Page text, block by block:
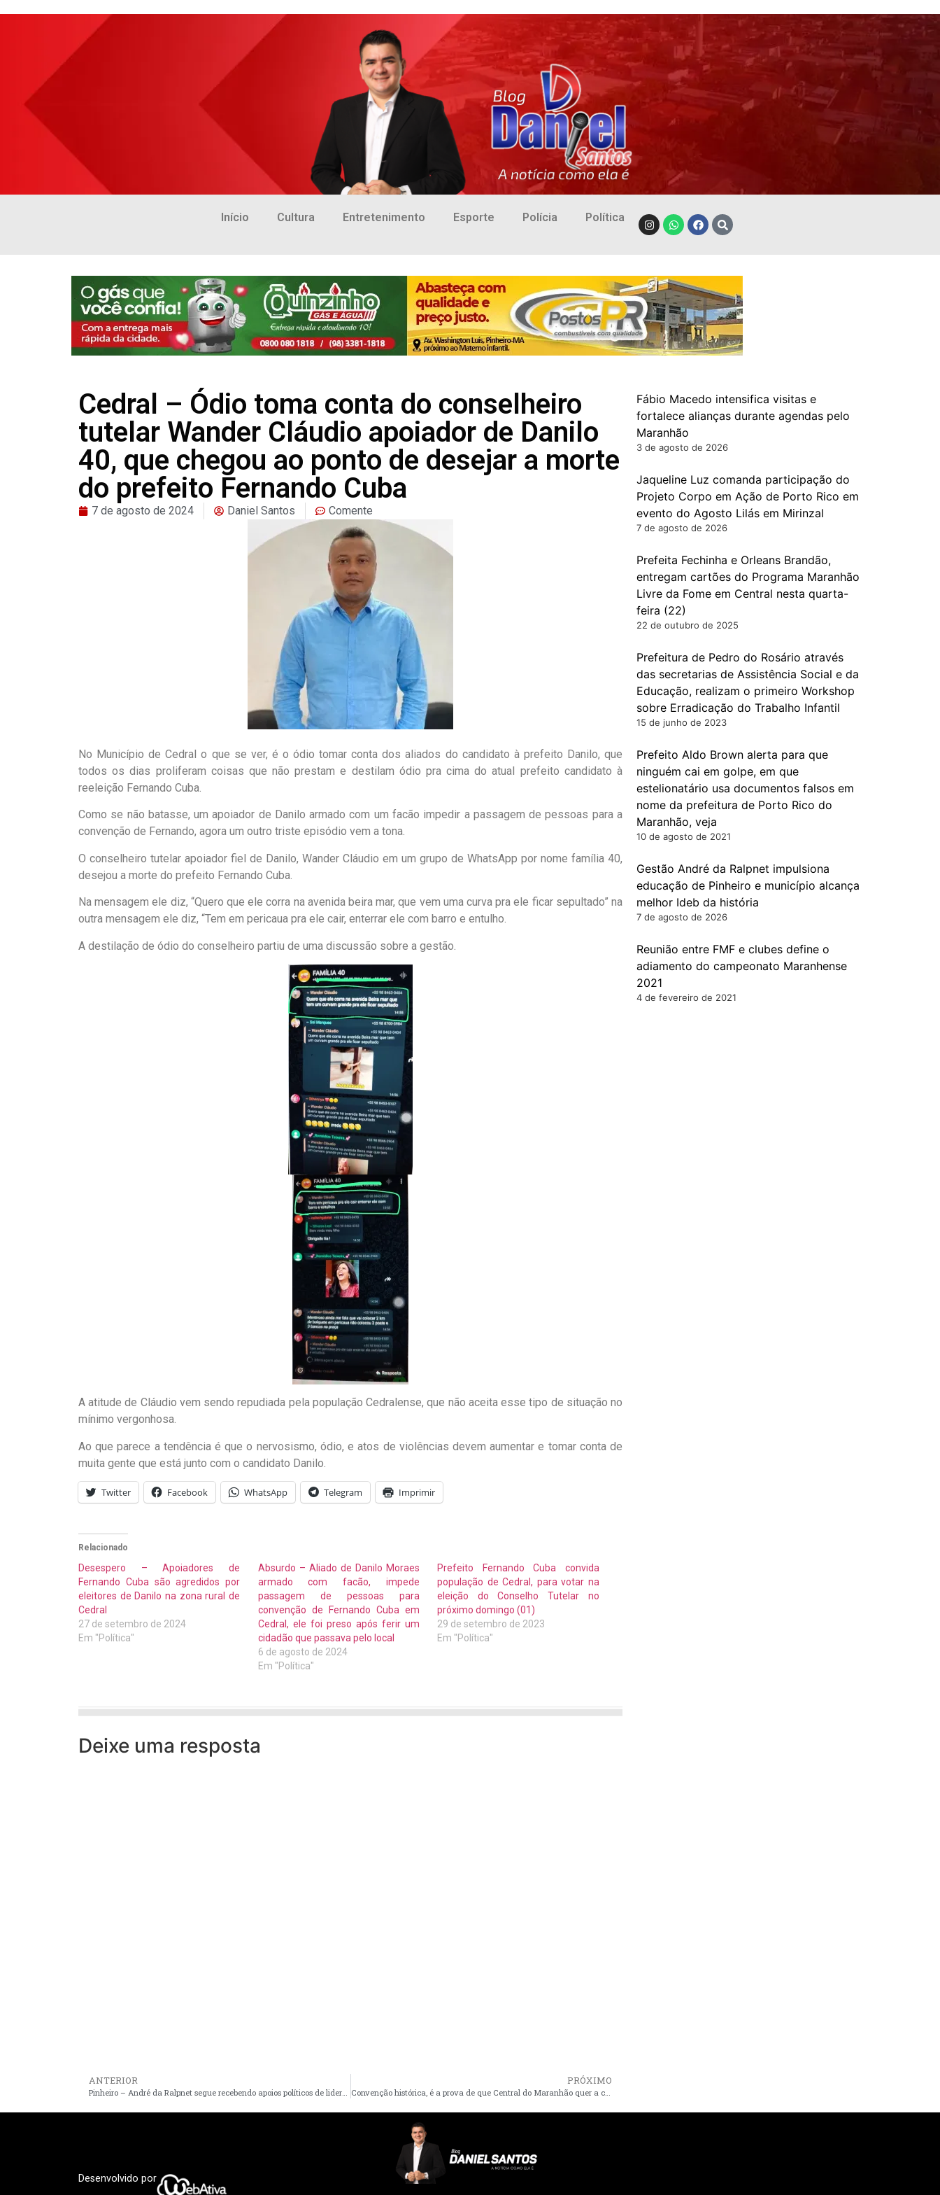
Início Cultura Entretenimento Esporte Polícia Política
Cedral – Ódio toma conta do conselheiro
tutelar Wander Cláudio apoiador de Danilo
40, que chegou ao ponto de desejar a morte
do prefeito Fernando Cuba
7 de agosto de 2024 Daniel Santos Comente
No Município de Cedral o que se ver, é o ódio tomar conta dos aliados do candidato à prefeito Danilo, que
todos os dias proliferam coisas que não prestam e destilam ódio pra cima do atual prefeito candidato à
reeleição Fernando Cuba.
Como se não batasse, um apoiador de Danilo armado com um facão impedir a passagem de pessoas para a
convenção de Fernando, agora um outro triste episódio vem a tona.
O conselheiro tutelar apoiador fiel de Danilo, Wander Cláudio em um grupo de WhatsApp por nome família 40,
desejou a morte do prefeito Fernando Cuba.
Na mensagem ele diz, “Quero que ele corra na avenida beira mar, que vem uma curva pra ele ficar sepultado” na
outra mensagem ele diz, “Tem em pericaua pra ele cair, enterrar ele com barro e entulho.
A destilação de ódio do conselheiro partiu de uma discussão sobre a gestão.
A atitude de Cláudio vem sendo repudiada pela população Cedralense, que não aceita esse tipo de situação no
mínimo vergonhosa.
Ao que parece a tendência é que o nervosismo, ódio, e atos de violências devem aumentar e tomar conta de
muita gente que está junto com o candidato Danilo.
Twitter Facebook WhatsApp Telegram Imprimir
Relacionado
Desespero – Apoiadores de
Fernando Cuba são agredidos por
eleitores de Danilo na zona rural de
Cedral
27 de setembro de 2024
Em "Política"
Absurdo – Aliado de Danilo Moraes
armado com facão, impede
passagem de pessoas para
convenção de Fernando Cuba em
Cedral, ele foi preso após ferir um
cidadão que passava pelo local
6 de agosto de 2024
Em "Política"
Prefeito Fernando Cuba convida
população de Cedral, para votar na
eleição do Conselho Tutelar no
próximo domingo (01)
29 de setembro de 2023
Em "Política"
Deixe uma resposta
ANTERIOR
Pinheiro – André da Ralpnet segue recebendo apoios políticos de lideranças Estaduais e Federais
PRÓXIMO
Convenção histórica, é a prova de que Central do Maranhão quer a continuidade do trabalho com Fechinha e Edvar
Fábio Macedo intensifica visitas e
fortalece alianças durante agendas pelo
Maranhão
3 de agosto de 2026
Jaqueline Luz comanda participação do
Projeto Corpo em Ação de Porto Rico em
evento do Agosto Lilás em Mirinzal
7 de agosto de 2026
Prefeita Fechinha e Orleans Brandão,
entregam cartões do Programa Maranhão
Livre da Fome em Central nesta quarta-
feira (22)
22 de outubro de 2025
Prefeitura de Pedro do Rosário através
das secretarias de Assistência Social e da
Educação, realizam o primeiro Workshop
sobre Erradicação do Trabalho Infantil
15 de junho de 2023
Prefeito Aldo Brown alerta para que
ninguém cai em golpe, em que
estelionatário usa documentos falsos em
nome da prefeitura de Porto Rico do
Maranhão, veja
10 de agosto de 2021
Gestão André da Ralpnet impulsiona
educação de Pinheiro e município alcança
melhor Ideb da história
7 de agosto de 2026
Reunião entre FMF e clubes define o
adiamento do campeonato Maranhense
2021
4 de fevereiro de 2021
Desenvolvido por